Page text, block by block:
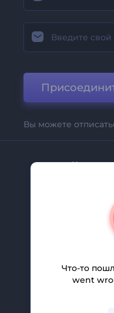
Вы можете
Помощь И
Политика
Что-то
went